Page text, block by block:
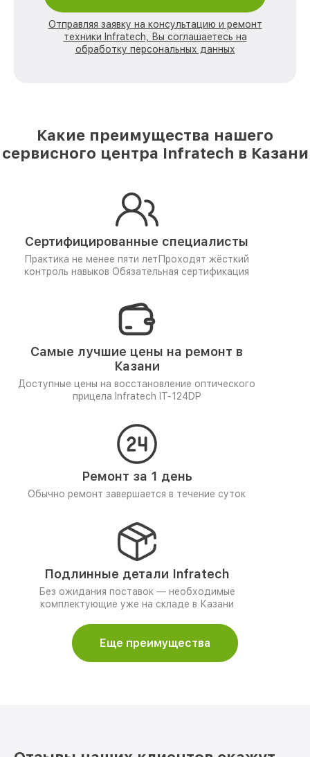
Отправляя заявку на консультацию и ремонт
техники Infratech, Вы соглашаетесь на
обработку персональных данных
Какие преимущества нашего
сервисного центра Infratech в Казани
Сертифицированные специалисты
Практика не менее пяти лет Проходят жёсткий
контроль навыков Обязательная сертификация
Самые лучшие цены на ремонт в
Казани
Доступные цены на восстановление оптического
прицела Infratech IT-124DP
Ремонт за 1 день
Обычно ремонт завершается в течение суток
Подлинные детали Infratech
Без ожидания поставок — необходимые
комплектующие уже на складе в Казани
Еще преимущества